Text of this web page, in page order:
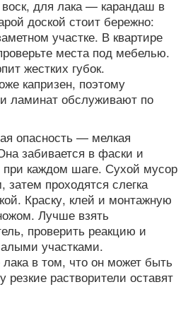
для лака — карандаш в
доской стоит бережно:
участке. В квартире
места под мебелью.
жестких губок.
капризен, поэтому
ламинат обслуживают по
опасность — мелкая
забивается в фаски и
при каждом шаге. Сухой мусор
проходятся слегка
Краску, клей и монтажную
Лучше взять
проверить реакцию и
участками.
в том, что он может быть
резкие растворители оставят